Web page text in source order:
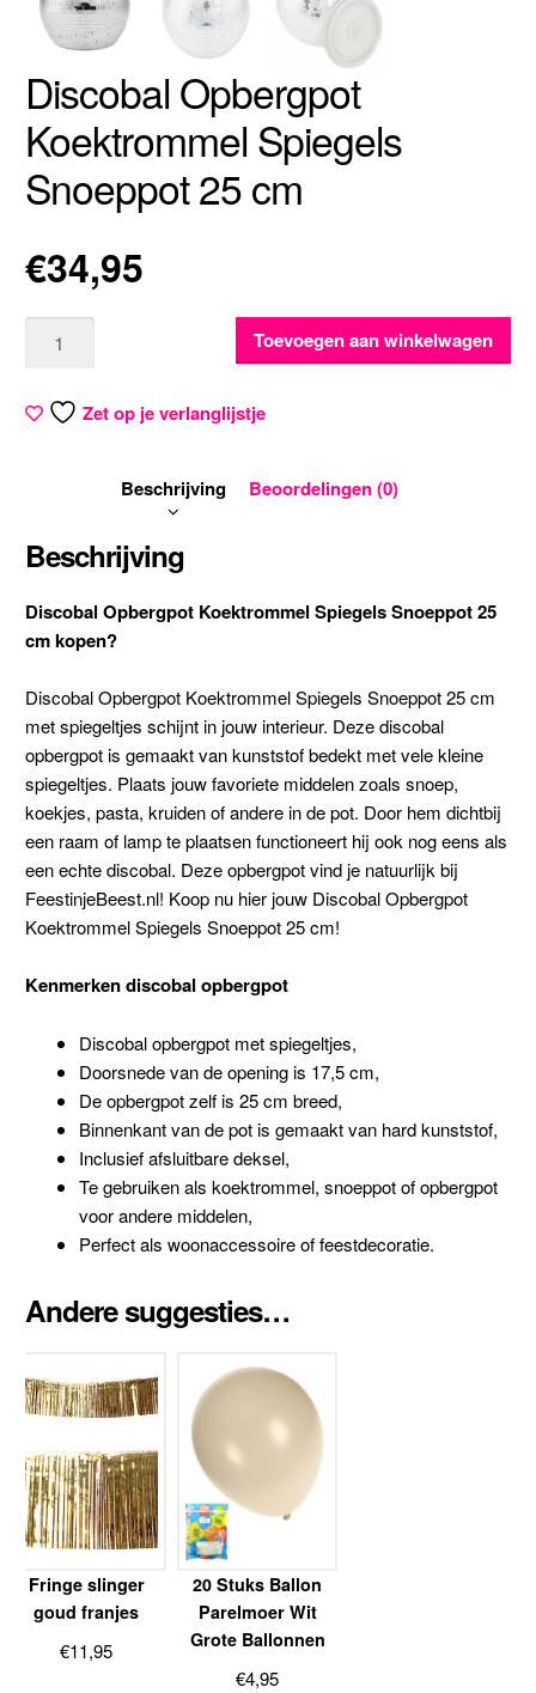
Discobal Opbergpot
Koektrommel Spiegels
Snoeppot 25 cm
€34,95
Toevoegen aan winkelwagen
Zet op je verlanglijstje
Beschrijving Beoordelingen (0)
Beschrijving
Discobal Opbergpot Koektrommel Spiegels Snoeppot 25
cm kopen?
Discobal Opbergpot Koektrommel Spiegels Snoeppot 25 cm
met spiegeltjes schijnt in jouw interieur. Deze discobal
opbergpot is gemaakt van kunststof bedekt met vele kleine
spiegeltjes. Plaats jouw favoriete middelen zoals snoep,
koekjes, pasta, kruiden of andere in de pot. Door hem dichtbij
een raam of lamp te plaatsen functioneert hij ook nog eens als
een echte discobal. Deze opbergpot vind je natuurlijk bij
FeestinjeBeest.nl! Koop nu hier jouw Discobal Opbergpot
Koektrommel Spiegels Snoeppot 25 cm!
Kenmerken discobal opbergpot
Discobal opbergpot met spiegeltjes,
Doorsnede van de opening is 17,5 cm,
De opbergpot zelf is 25 cm breed,
Binnenkant van de pot is gemaakt van hard kunststof,
Inclusief afsluitbare deksel,
Te gebruiken als koektrommel, snoeppot of opbergpot
voor andere middelen,
Perfect als woonaccessoire of feestdecoratie.
Andere suggesties…
Fringe slinger
goud franjes
€11,95
20 Stuks Ballon
Parelmoer Wit
Grote Ballonnen
€4,95